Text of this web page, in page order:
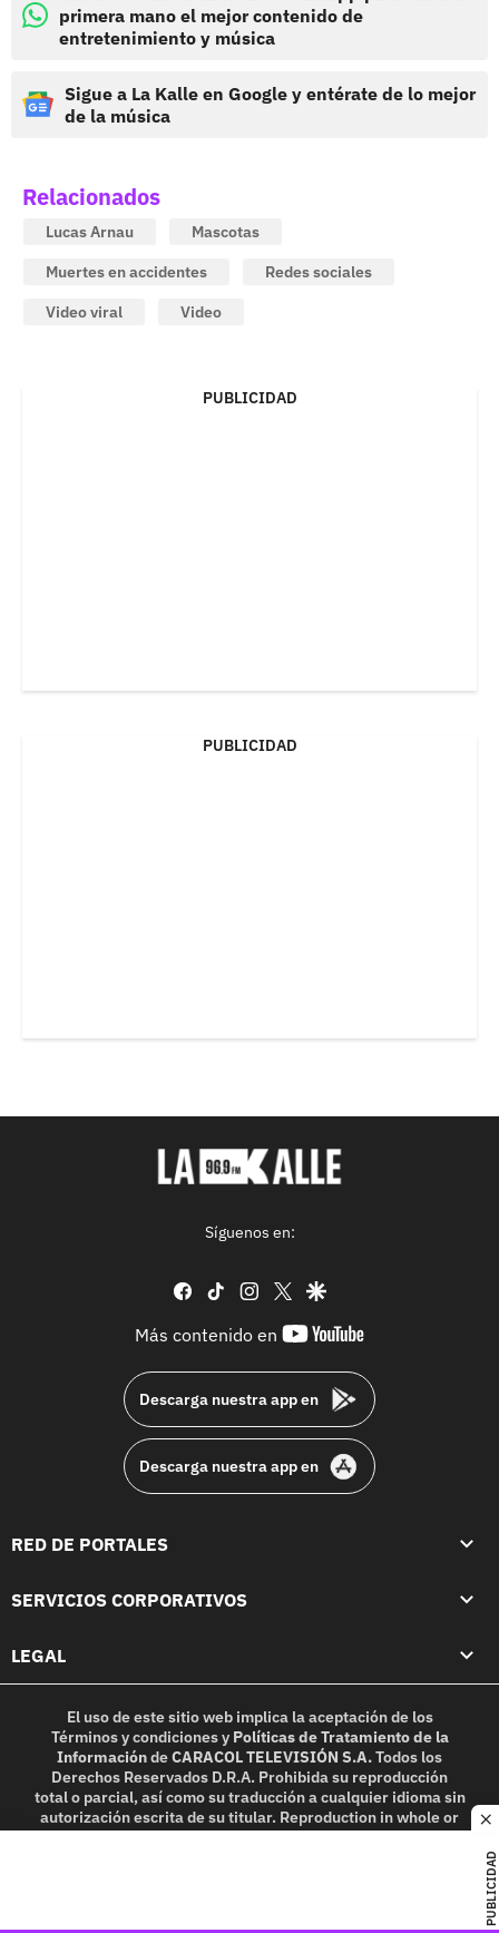
PUBLICIDAD
primera mano el mejor contenido de
entretenimiento y música
Sigue a La Kalle en Google y entérate de lo mejor
de la música
Relacionados
Lucas Arnau
Mascotas
Muertes en accidentes
Redes sociales
Video viral
Video
PUBLICIDAD
PUBLICIDAD
Síguenos en:
facebook
tiktok instagram
twittergoogle
Más contenido en
youtube-
Descarga nuestra app en
Descarga nuestra app en
RED DE PORTALES
SERVICIOS CORPORATIVOS
LEGAL
El uso de este sitio web implica la aceptación de los
Términos y condicionesy Políticas de Tratamiento de la
InformacióndeCARACOL TELEVISIÓN S.A.Todos los
Derechos Reservados D.R.A. Prohibida su reproducción
total o parcial, así como su traducción a cualquier idioma sin
autorización escrita de su titular. Reproduction in whole or
in part, or translation without written permission is